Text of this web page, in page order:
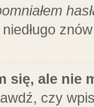
się, ale nie
czy